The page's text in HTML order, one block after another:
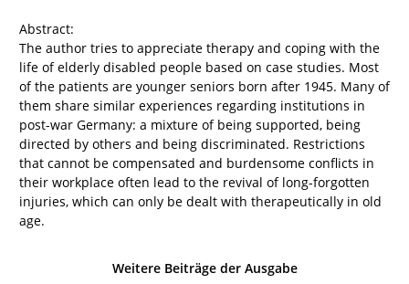
Abstract:
The author tries to appreciate therapy and coping with the
life of elderly disabled people based on case studies. Most
of the patients are younger seniors born after 1945. Many of
them share similar experiences regarding institutions in
post-war Germany: a mixture of being supported, being
directed by others and being discriminated. Restrictions
that cannot be compensated and burdensome conflicts in
their workplace often lead to the revival of long-forgotten
injuries, which can only be dealt with therapeutically in old
age.
Weitere Beiträge der Ausgabe